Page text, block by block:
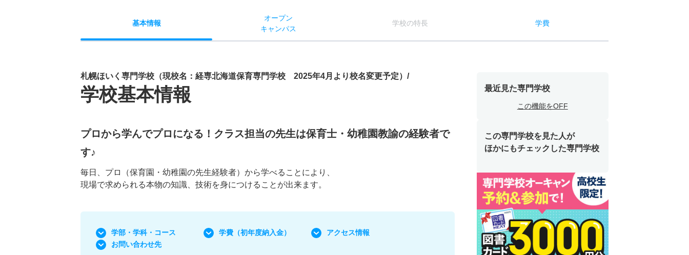
基本情報
オープン
キャンパス
学校の特長 学費
札幌ほいく専門学校（現校名：経専北海道保育専門学校 2025年4月より校名変更予定）/
学校基本情報
プロから学んでプロになる！クラス担当の先生は保育士・幼稚園教諭の経験者で
す♪
毎日、プロ（保育園・幼稚園の先生経験者）から学べることにより、
現場で求められる本物の知識、技術を身につけることが出来ます。
学部・学科 ・コース 学費 （初年度納入金）
アクセス情報
お問い合わせ先
最近見た専門学校
この機能をOFF
この専門学校を見た人が
ほかにもチェックした専門学校